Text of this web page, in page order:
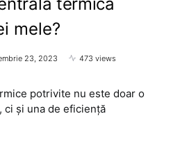
mele?
23, 2023
473 views
potrivite nu este doar o
și una de eficiență